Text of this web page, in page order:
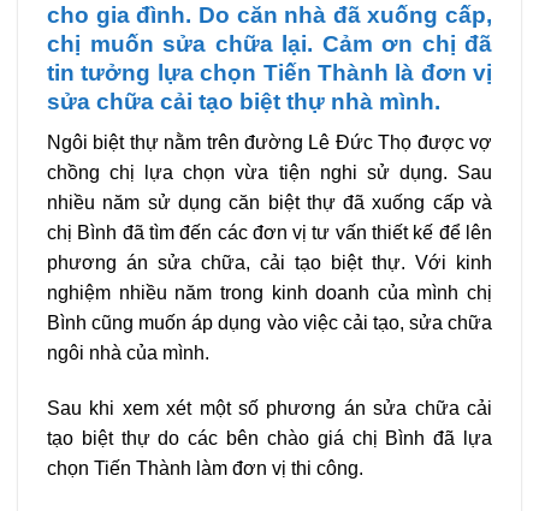
cho gia đình. Do căn nhà đã xuống cấp,
chị muốn sửa chữa lại. Cảm ơn chị đã
tin tưởng lựa chọn Tiến Thành là đơn vị
sửa chữa cải tạo biệt thự nhà mình.
Ngôi biệt thự nằm trên đường Lê Đức Thọ được vợ
chồng chị lựa chọn vừa tiện nghi sử dụng. Sau
nhiều năm sử dụng căn biệt thự đã xuống cấp và
chị Bình đã tìm đến các đơn vị tư vấn thiết kế để lên
phương án sửa chữa, cải tạo biệt thự. Với kinh
nghiệm nhiều năm trong kinh doanh của mình chị
Bình cũng muốn áp dụng vào việc cải tạo, sửa chữa
ngôi nhà của mình.
Sau khi xem xét một số phương án sửa chữa cải
tạo biệt thự do các bên chào giá chị Bình đã lựa
chọn Tiến Thành làm đơn vị thi công.